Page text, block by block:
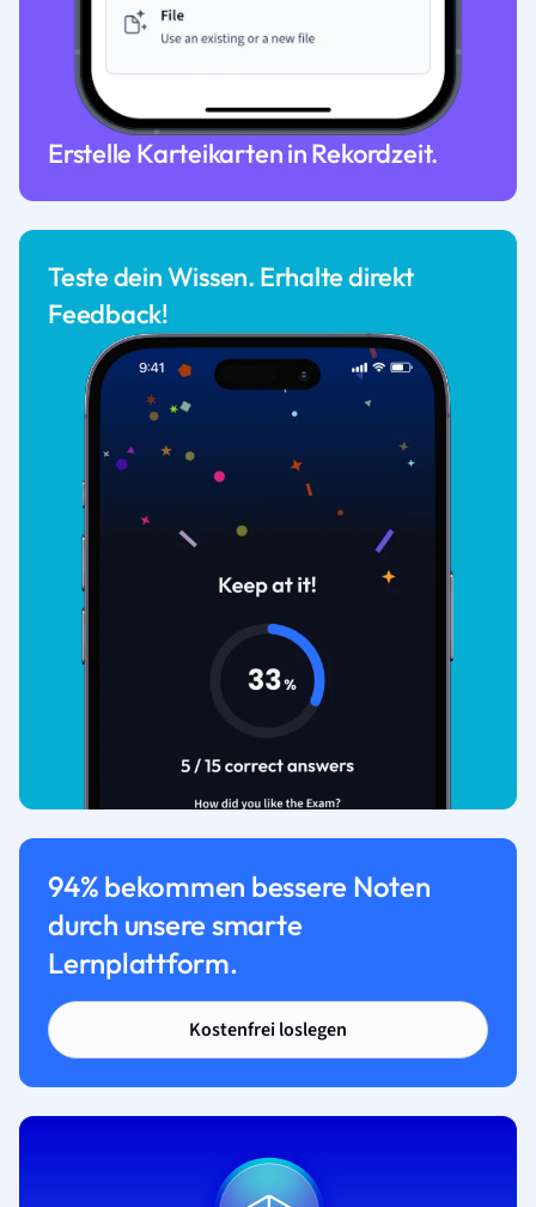
Erstelle Karteikarten in Rekordzeit.
Teste dein Wissen. Erhalte direkt
Feedback!
94% bekommen bessere Noten
durch unsere smarte
Lernplattform.
Kostenfrei loslegen